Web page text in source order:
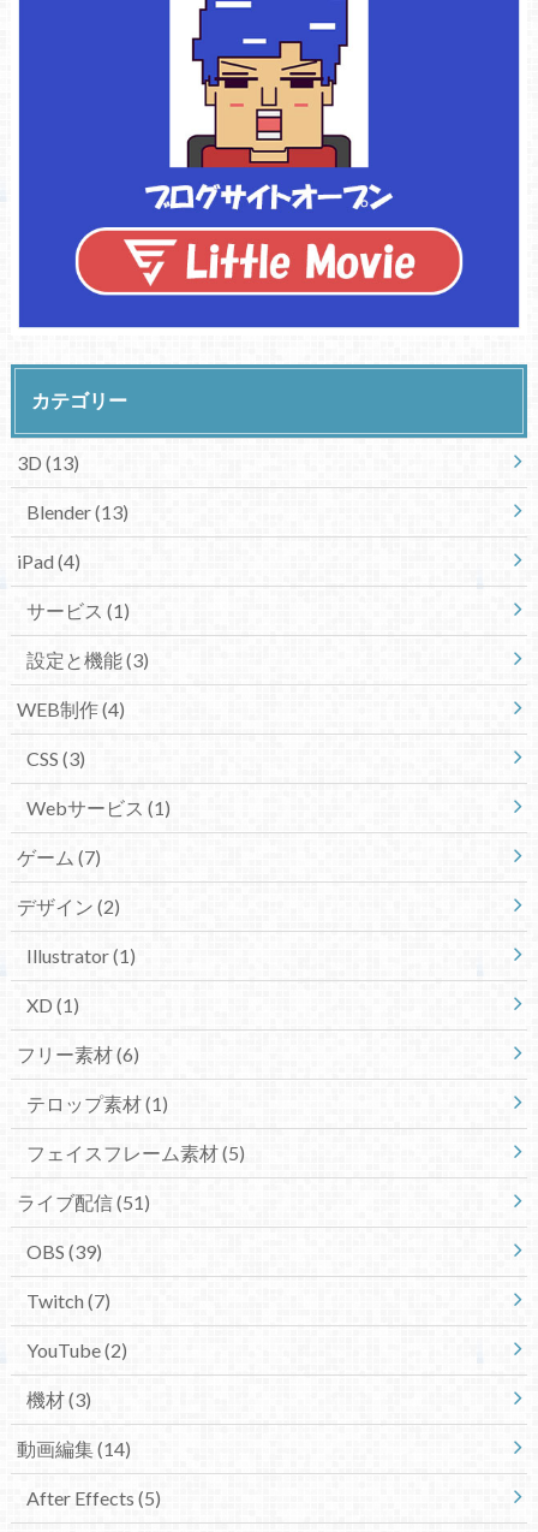
カテゴリー
3D (13)
Blender(13)
iPad(4)
サービス (1)
設定と機能(3)
WEB制作(4)
CSS (3)
Webサービス (1)
ゲーム (7)
デザイン (2)
Illustrator(1)
XD (1)
フリー素材(6)
テロップ素材(1)
フェイスフレーム素材(5)
ライブ配信(51)
OBS (39)
Twitch(7)
YouTube(2)
機材(3)
動画編集(14)
After Effects (5)